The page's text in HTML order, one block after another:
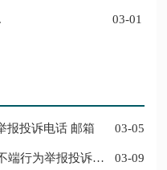
03-01
报投诉电话 邮箱 03-05
03-09